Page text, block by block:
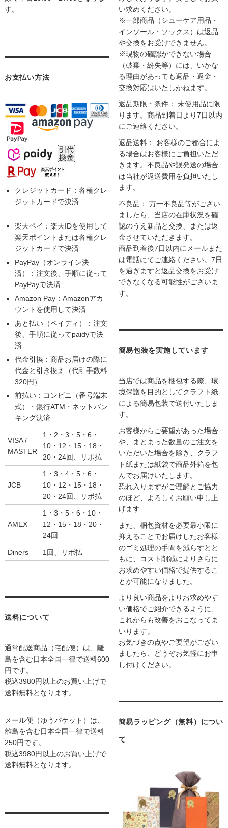
す。
お支払い方法
クレジットカード：各種クレ
ジットカードで決済
楽天ペイ：楽天IDを使用して
楽天ポイントまたは各種クレ
ジットカードで決済
PayPay（オンライン決
済）：注文後、手順に従って
PayPayで決済
Amazon Pay：Amazonアカ
ウントを使用して決済
あと払い（ペイディ）：注文
後、手順に従ってpaidyで決
済
代金引換：商品お届けの際に
代金と引き換え（代引手数料
320円）
前払い：コンビニ（番号端末
式）・銀行ATM・ネットバン
キング決済
VISA /
MASTER
1・2・3・5・6・
10・12・15・18・
20・24回、リボ払
JCB
1・3・4・5・6・
10・12・15・18・
20・24回、リボ払
AMEX
1・3・5・6・10・
12・15・18・20・
24回
Diners 1回、リボ払
送料について
通常配送商品（宅配便）は、離
島を含む日本全国一律で送料600
円です。
税込3980円以上のお買い上げで
送料無料となります。
メール便（ゆうパケット）は、
離島を含む日本全国一律で送料
250円です。
税込3980円以上のお買い上げで
送料無料となります。
い求めください。
※一部商品（シューケア用品・
インソール・ソックス）は返品
や交換をお受けできません。
※現物の確認ができない場合
（破棄・紛失等）には、いかな
る理由があっても返品・返金・
交換対応はいたしかねます。
返品期限・条件： 未使用品に限
ります。商品到着日より7日以内
にご連絡ください。
返品送料： お客様のご都合によ
る場合はお客様にご負担いただ
きます。不良品や誤発送の場合
は当社が返送費用を負担いたし
ます。
不良品： 万一不良品等がござい
ましたら、当店の在庫状況を確
認のうえ新品と交換、または返
金させていただきます。
商品到着後7日以内にメールまた
は電話にてご連絡ください。7日
を過ぎますと返品交換をお受け
できなくなる可能性がございま
す。
簡易包装を実施しています
当店では商品を梱包する際、環
境保護を目的としてクラフト紙
による簡易包装で送付いたしま
す。
お客様からご要望があった場合
や、まとまった数量のご注文を
いただいた場合を除き、クラフ
ト紙または紙袋で商品外箱を包
んでお届けいたします。
恐れ入りますがご理解とご協力
のほど、よろしくお願い申し上
げます
また、梱包資材を必要最小限に
抑えることでお届けしたお客様
のゴミ処理の手間を減らすとと
もに、コスト削減によりさらに
お求めやすい価格で提供するこ
とが可能になりました。
より良い商品をよりお求めやす
い価格でご紹介できるように、
これからも改善をおこなってま
いります。
お気づきの点やご要望がござい
ましたら、どうぞお気軽にお申
し付けください。
簡易ラッピング（無料）につい
て